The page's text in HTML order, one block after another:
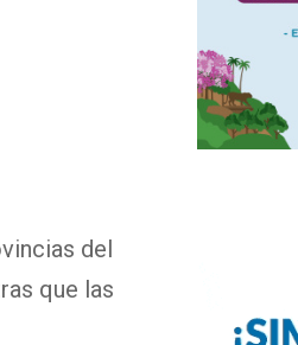
del
que las